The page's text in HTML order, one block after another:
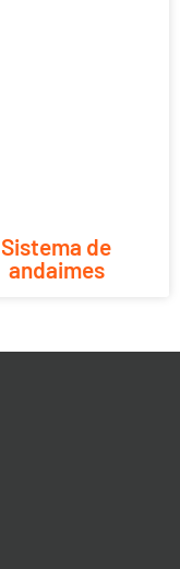
Sistema de
andaimes